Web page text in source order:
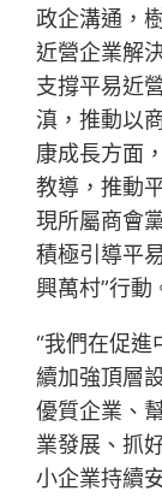
政企溝通，
近營企業解
支撐平易近
滇，推動以
康成長方面
教導，推動
現所屬商會
積極引導平
興萬村”行動
“我們在促
續加強頂層
優質企業、
業發展、抓
小企業持續